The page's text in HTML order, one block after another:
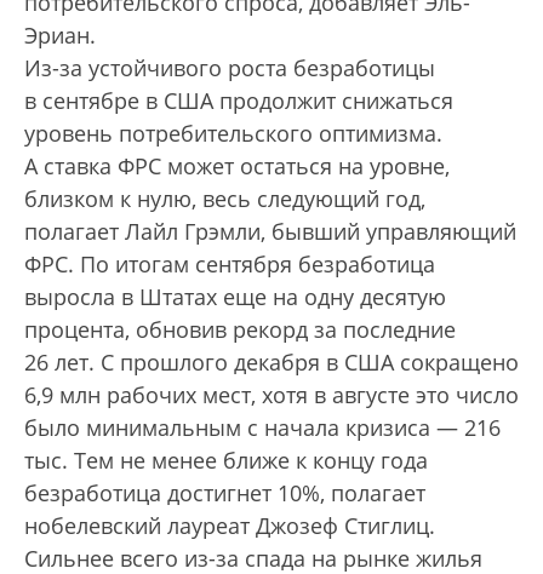
Эриан.
Из-за устойчивого роста безработицы
в сентябре в США продолжит снижаться
уровень потребительского оптимизма.
А ставка ФРС может остаться на уровне,
близком к нулю, весь следующий год,
полагает Лайл Грэмли, бывший управляющий
ФРС. По итогам сентября безработица
выросла в Штатах еще на одну десятую
процента, обновив рекорд за последние
26 лет. С прошлого декабря в США сокращено
6,9 млн рабочих мест, хотя в августе это число
было минимальным с начала кризиса — 216
тыс. Тем не менее ближе к концу года
безработица достигнет 10%, полагает
нобелевский лауреат Джозеф Стиглиц.
Сильнее всего из-за спада на рынке жилья